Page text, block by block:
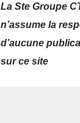
La Ste Groupe
n’assume la
d’aucune
sur ce site